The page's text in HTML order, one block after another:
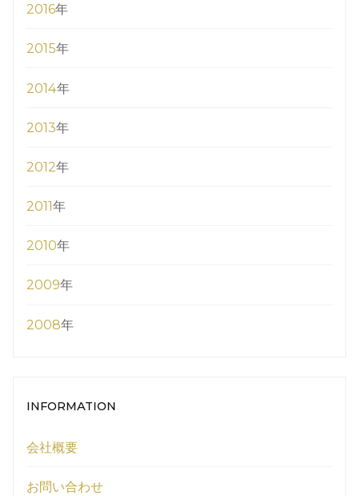
2016年
2015年
2014年
2013年
2012年
2011年
2010年
2009年
2008年
INFORMATION
会社概要
お問い合わせ